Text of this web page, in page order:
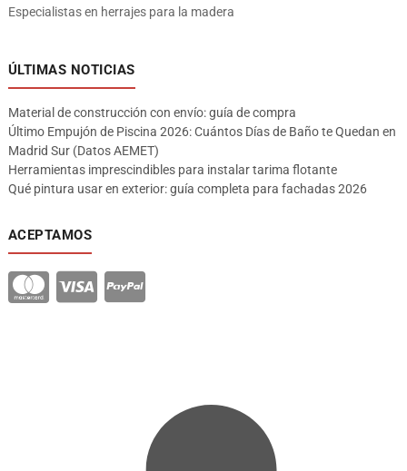
Especialistas en herrajes para la madera
ÚLTIMAS NOTICIAS
Material de construcción con envío: guía de compra
Último Empujón de Piscina 2026: Cuántos Días de Baño te Quedan en
Madrid Sur (Datos AEMET)
Herramientas imprescindibles para instalar tarima flotante
Qué pintura usar en exterior: guía completa para fachadas 2026
ACEPTAMOS